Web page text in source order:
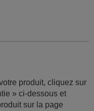
produit, cliquez sur
» ci-dessous et
sur la page